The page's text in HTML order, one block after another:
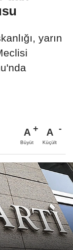
yarın
A
Büyüt
A
Küçült